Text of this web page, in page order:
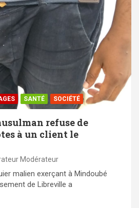
SANTÉ SOCIÉTÉ
refuse de
à un client le
Modérateur
malien exerçant à Mindoubé
de Libreville a